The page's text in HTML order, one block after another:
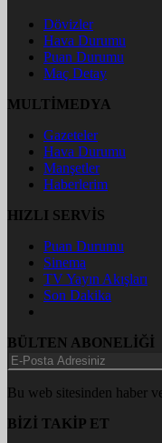
Dövizler
Hava Durumu
Puan Durumu
Maç Detay
MULTİMEDYA
Gazeteler
Hava Durumu
Manşetler
Haberlerim
HIZLI SERVİS
Puan Durumu
Sinema
TV Yayın Akışları
Son Dakika
BÜLTEN ABONELİĞİ
Bu web sitesinden haber
BİZİ TAKİP ET